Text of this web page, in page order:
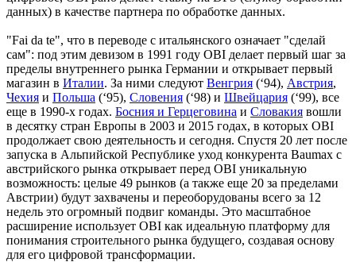
данных) в качестве партнера по обработке данных.
"Fai da te", что в переводе с итальянского означает "сделай
сам": под этим девизом в 1991 году OBI делает первый шаг за
пределы внутреннего рынка Германии и открывает первый
магазин в Италии. За ними следуют Венгрия (‘94), Австрия,
Чехия и Польша (‘95), Словения (‘98) и Швейцария (‘99), все
еще в 1990-х годах. Босния и Герцеговина и Словакия вошли
в десятку стран Европы в 2003 и 2015 годах, в которых OBI
продолжает свою деятельность и сегодня. Спустя 20 лет после
запуска в Альпийской Республике уход конкурента Baumax с
австрийского рынка открывает перед OBI уникальную
возможность: целые 49 рынков (а также еще 20 за пределами
Австрии) будут захвачены и переоборудованы всего за 12
недель это огромный подвиг команды. Это масштабное
расширение использует OBI как идеальную платформу для
понимания строительного рынка будущего, создавая основу
для его цифровой трансформации.